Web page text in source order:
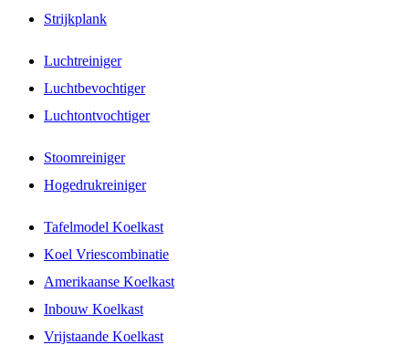
Strijkplank
Luchtreiniger
Luchtbevochtiger
Luchtontvochtiger
Stoomreiniger
Hogedrukreiniger
Tafelmodel Koelkast
Koel Vriescombinatie
Amerikaanse Koelkast
Inbouw Koelkast
Vrijstaande Koelkast